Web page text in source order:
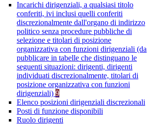
Incarichi dirigenziali, a qualsiasi titolo
conferiti, ivi inclusi quelli conferiti
discrezionalmente dall'organo di indirizzo
politico senza procedure pubbliche di
selezione e titolari di posizione
organizzativa con funzioni dirigenziali (da
pubblicare in tabelle che distinguano le
seguenti situazioni: dirigenti, dirigenti
individuati discrezionalmente, titolari di
posizione organizzativa con funzioni
dirigenziali) 9
Elenco posizioni dirigenziali discrezionali
Posti di funzione disponibili
Ruolo dirigenti